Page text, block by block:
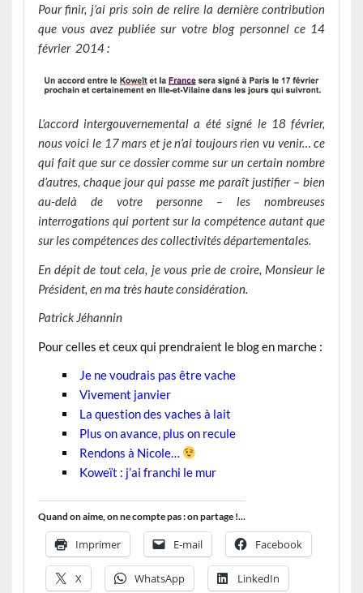
Pour finir, j’ai pris soin de relire la dernière contribution
que vous avez publiée sur votre blog personnel ce 14
février 2014 :
L’accord intergouvernemental a été signé le 18 février,
nous voici le 17 mars et je n’ai toujours rien vu venir… ce
qui fait que sur ce dossier comme sur un certain nombre
d’autres, chaque jour qui passe me paraît justifier – bien
au-delà de votre personne – les nombreuses
interrogations qui portent sur la compétence autant que
sur les compétences des collectivités départementales.
En dépit de tout cela, je vous prie de croire, Monsieur le
Président, en ma très haute considération.
Patrick Jéhannin
Pour celles et ceux qui prendraient le blog en marche :
Je ne voudrais pas être vache
Vivement janvier
La question des vaches à lait
Plus on avance, plus on recule
Rendons à Nicole…
Koweït : j’ai franchi le mur
Quand on aime, on ne compte pas : on partage !...
Imprimer E-mail Facebook
X WhatsApp LinkedIn